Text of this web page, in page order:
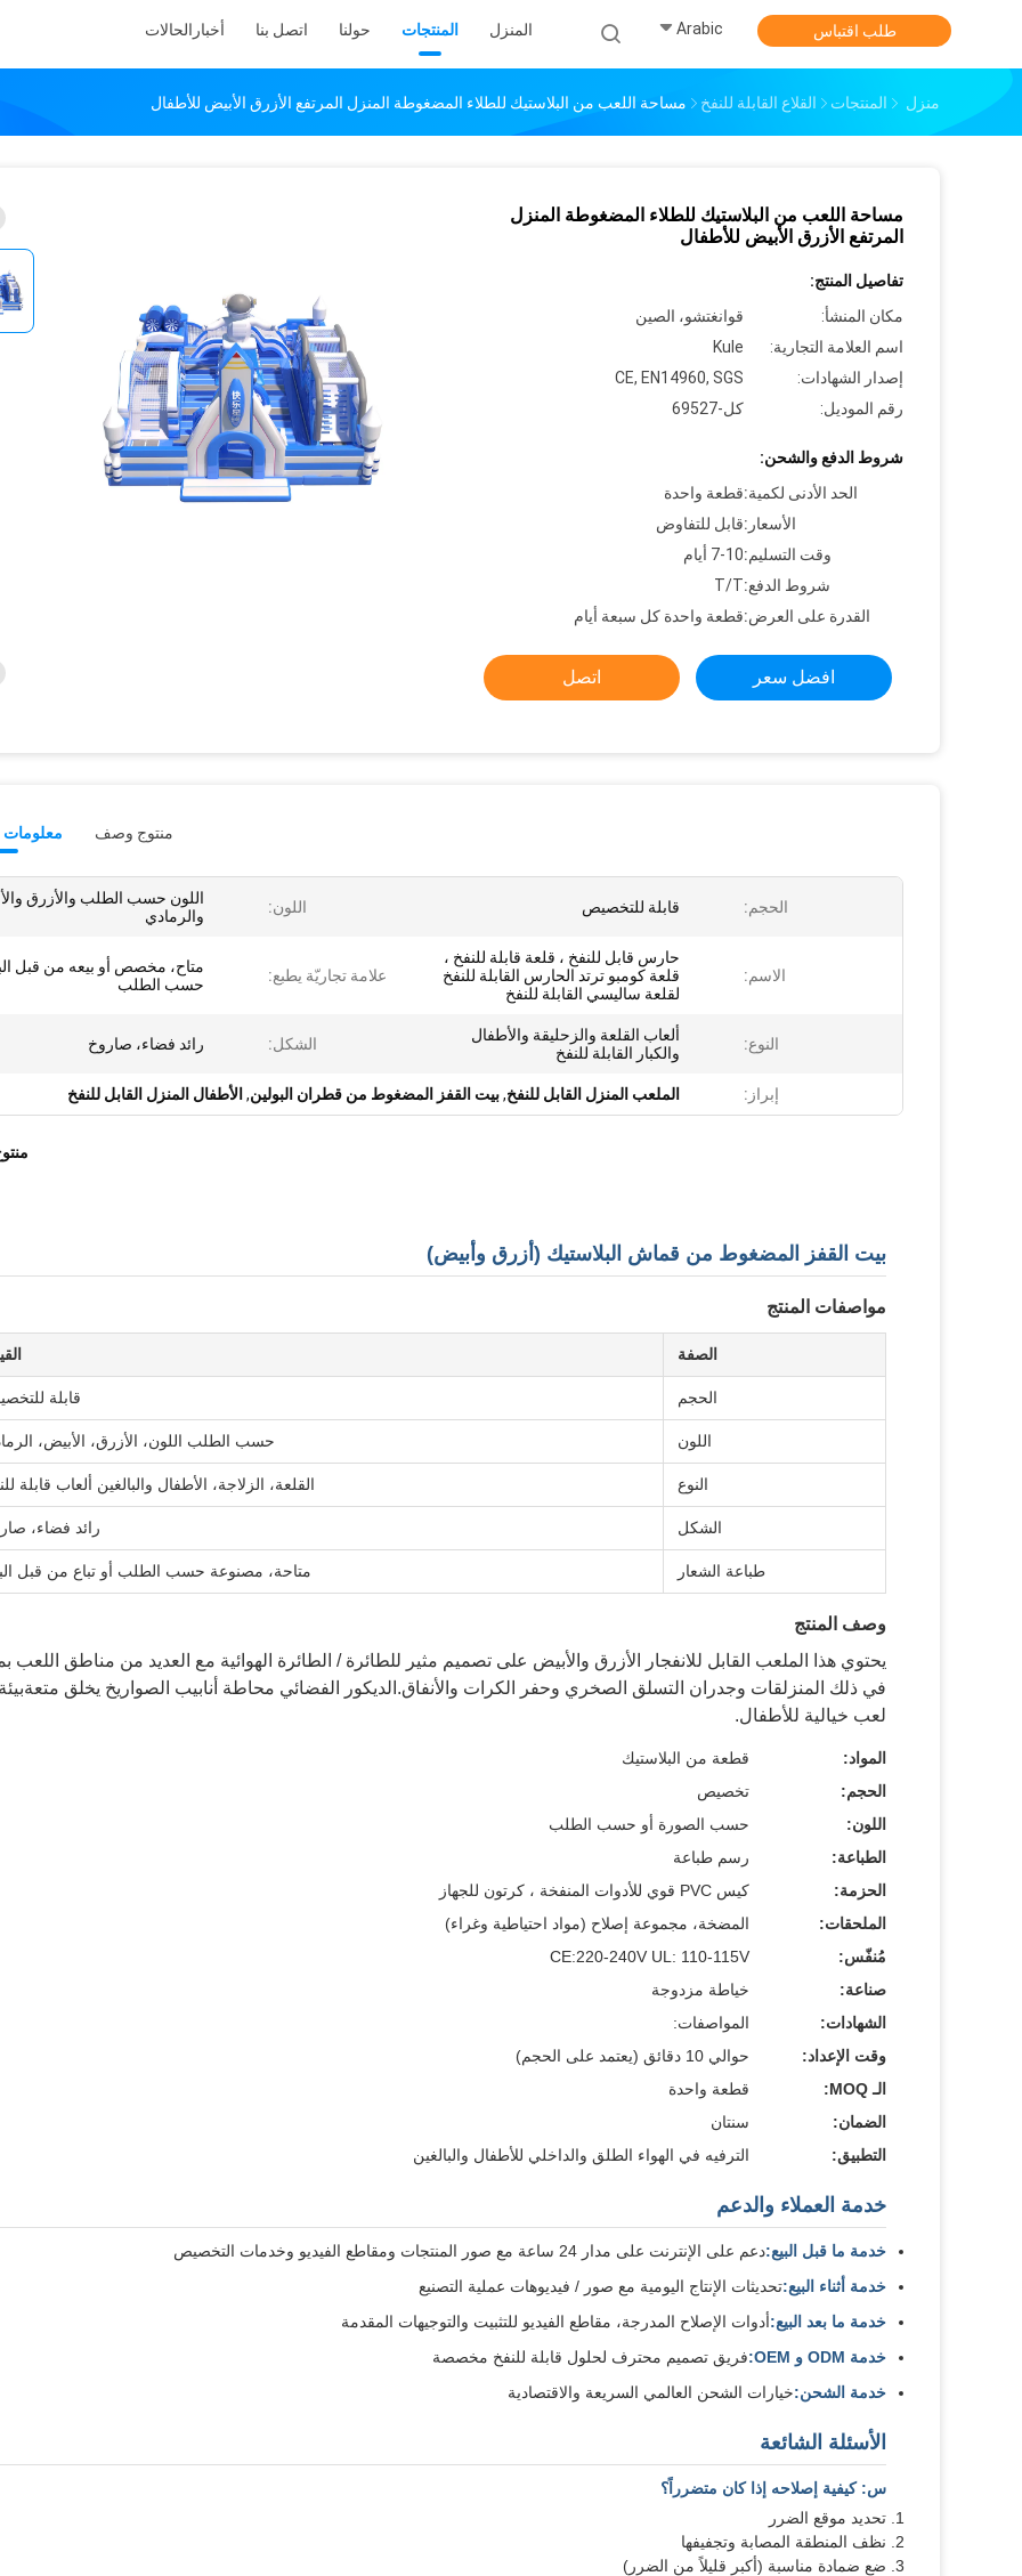
المنزل المنتجات حولنا اتصل بنا أخبار الحالات Arabic طلب اقتباس
منزل المنتجات القلاع القابلة للنفخ مساحة اللعب من البلاستيك للطلاء المضغوطة المنزل المرتفع الأزرق الأبيض للأطفال
مساحة اللعب من البلاستيك للطلاء المضغوطة المنزل
المرتفع الأزرق الأبيض للأطفال
تفاصيل المنتج:
مكان المنشأ:
قوانغتشو، الصين
اسم العلامة التجارية:
Kule
إصدار الشهادات:
CE, EN14960, SGS
رقم الموديل:
كل-69527
شروط الدفع والشحن:
الحد الأدنى لكمية:قطعة واحدة
الأسعار:قابل للتفاوض
وقت التسليم:7-10 أيام
شروط الدفع:T/T
القدرة على العرض:قطعة واحدة كل سبعة أيام
افضل سعر اتصل
معلومات منتوج وصف
الحجم: قابلة للتخصيص اللون:
اللون حسب الطلب والأزرق
والرمادي
الاسم:
حارس قابل للنفخ ، قلعة قابلة للنفخ ،
قلعة كومبو ترتد الحارس القابلة للنفخ
لقلعة ساليسي القابلة للنفخ
علامة تجاريّة يطبع:
متاح، مخصص أو بيعه من قبل
حسب الطلب
النوع:
ألعاب القلعة والزحليقة والأطفال
والكبار القابلة للنفخ
الشكل: رائد فضاء، صاروخ
إبراز: الملعب المنزل القابل للنفخ,بيت القفز المضغوط من قطران البولين, الأطفال المنزل القابل للنفخ
بيت القفز المضغوط من قماش البلاستيك (أزرق وأبيض)
مواصفات المنتج
الصفة
الحجم قابلة
اللون حسب الطلب اللون، الأزرق، الأبيض،
النوع القلعة، الزلاجة، الأطفال والبالغين ألعاب قابلة
الشكل رائد فضاء،
طباعة الشعار متاحة، مصنوعة حسب الطلب أو تباع من قبل
وصف المنتج
يحتوي هذا الملعب القابل للانفجار الأزرق والأبيض على تصميم مثير للطائرة / الطائرة الهوائية مع العديد من مناطق اللعب
في ذلك المنزلقات وجدران التسلق الصخري وحفر الكرات والأنفاق.الديكور الفضائي محاطة أنابيب الصواريخ يخلق
لعب خيالية للأطفال.
المواد:
قطعة من البلاستيك
الحجم:
تخصيص
اللون:
حسب الصورة أو حسب الطلب
الطباعة:
رسم طباعة
الحزمة:
كيس PVC قوي للأدوات المنفخة ، كرتون للجهاز
الملحقات:
المضخة، مجموعة إصلاح (مواد احتياطية وغراء)
مُنفّس:
CE:220-240V UL: 110-115V
صناعة:
خياطة مزدوجة
الشهادات:
المواصفات:
وقت الإعداد:
حوالي 10 دقائق (يعتمد على الحجم)
الـ MOQ:
قطعة واحدة
الضمان:
سنتان
التطبيق:
الترفيه في الهواء الطلق والداخلي للأطفال والبالغين
خدمة العملاء والدعم
خدمة ما قبل البيع:دعم على الإنترنت على مدار 24 ساعة مع صور المنتجات ومقاطع الفيديو وخدمات التخصيص
خدمة أثناء البيع:تحديثات الإنتاج اليومية مع صور / فيديوهات عملية التصنيع
خدمة ما بعد البيع:أدوات الإصلاح المدرجة، مقاطع الفيديو للتثبيت والتوجيهات المقدمة
خدمة ODM و OEM:
فريق تصميم محترف لحلول قابلة للنفخ مخصصة
خدمة الشحن:خيارات الشحن العالمي السريعة والاقتصادية
الأسئلة الشائعة
س: كيفية إصلاحه إذا كان متضرراً؟
تحديد موقع الضرر
نظف المنطقة المصابة وتجفيفها
ضع ضمادة مناسبة (أكبر قليلاً من الضرر)